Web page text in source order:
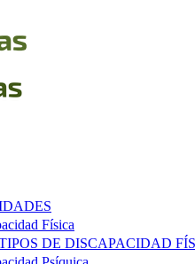
Física
DE DISCAPACIDAD